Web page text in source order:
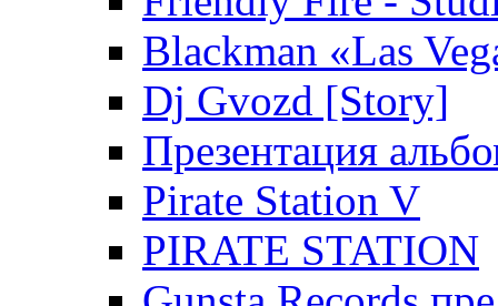
Blackman «Las
Dj Gvozd [Story]
Презентация
Pirate Station V
PIRATE STATION